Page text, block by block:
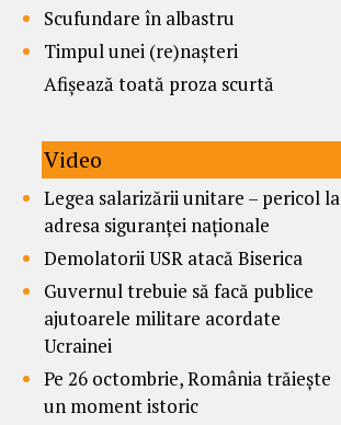
Scufundare în albastru
Timpul unei (re)nașteri
Afișează toată proza scurtă
Video
Legea salarizării unitare – pericol la
adresa siguranței naționale
Demolatorii USR atacă Biserica
Guvernul trebuie să facă publice
ajutoarele militare acordate
Ucrainei
Pe 26 octombrie, România trăiește
un moment istoric